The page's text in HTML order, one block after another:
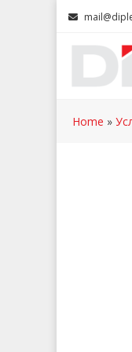
content
Home »